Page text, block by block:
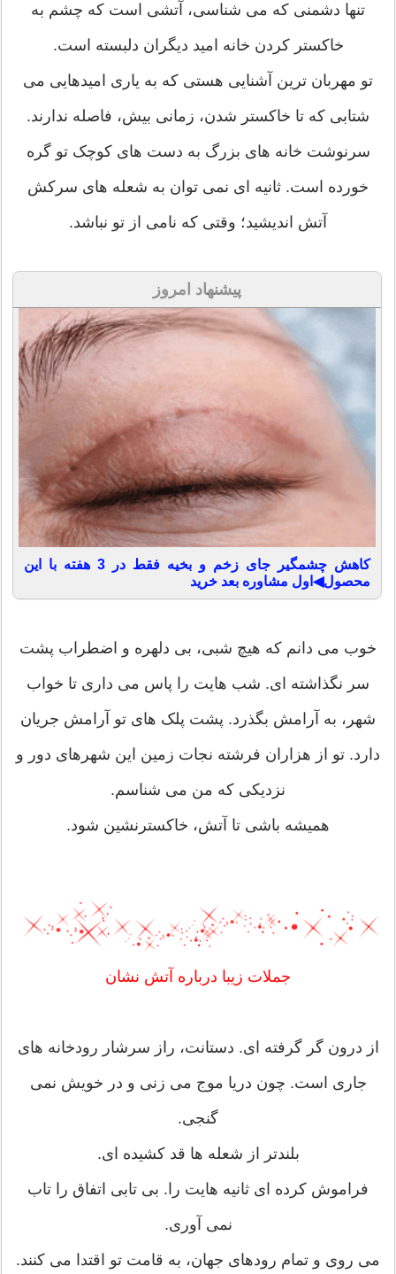
تنها دشمنی که می شناسی، آتشی است که چشم به
خاکستر کردن خانه امید دیگران دلبسته است.
تو مهربان ترین آشنایی هستی که به یاری امیدهایی می
شتابی که تا خاکستر شدن، زمانی بیش، فاصله ندارند.
سرنوشت خانه های بزرگ به دست های کوچک تو گره
خورده است. ثانیه ای نمی توان به شعله های سرکش
آتش اندیشید؛ وقتی که نامی از تو نباشد.
پیشنهاد امروز
کاهش چشمگیر جای زخم و بخیه فقط در 3 هفته با این
محصول◀اول مشاوره بعد خرید
خوب می دانم که هیچ شبی، بی دلهره و اضطراب پشت
سر نگذاشته ای. شب هایت را پاس می داری تا خواب
شهر، به آرامش بگذرد. پشت پلک های تو آرامش جریان
دارد. تو از هزاران فرشته نجات زمین این شهرهای دور و
نزدیکی که من می شناسم.
همیشه باشی تا آتش، خاکسترنشین شود.
جملات زیبا درباره آتش نشان
از درون گر گرفته ای. دستانت، راز سرشار رودخانه های
جاری است. چون دریا موج می زنی و در خویش نمی
گنجی.
بلندتر از شعله ها قد کشیده ای.
فراموش کرده ای ثانیه هایت را. بی تابی اتفاق را تاب
نمی آوری.
می روی و تمام رودهای جهان، به قامت تو اقتدا می کنند.